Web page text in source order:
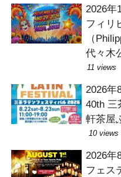
2026年
フィリ
（
代々木
11 views
2026年
40th 三
軒茶屋
10 views
2026年
フェス